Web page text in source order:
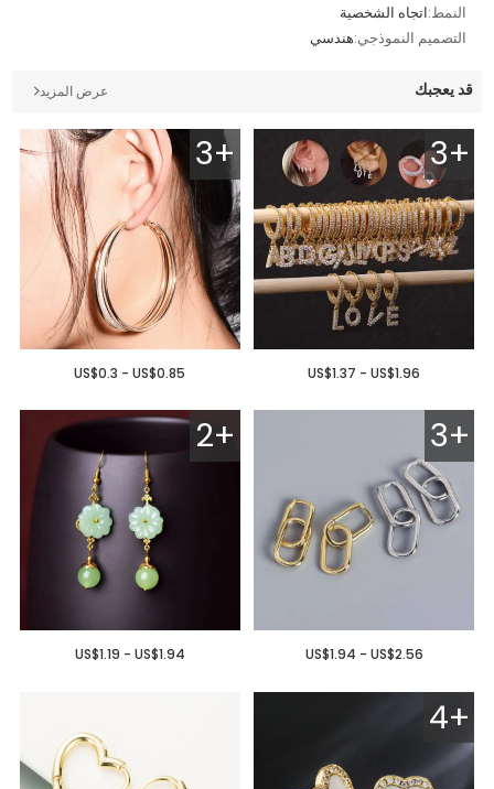
النمط:اتجاه الشخصية
التصميم النموذجي:هندسي
قد يعجبك عرض المزيد
3+
US$1.37 - US$1.96
3+
US$0.3 - US$0.85
3+
US$1.94 - US$2.56
2+
US$1.19 - US$1.94
4+